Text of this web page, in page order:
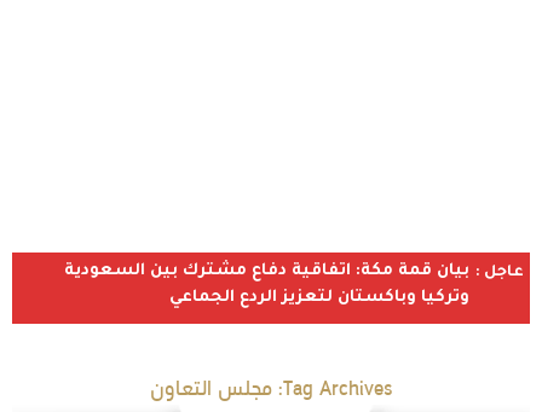
عاجل : بيان قمة مكة: اتفاقية دفاع مشترك بين السعودية
وتركيا وباكستان لتعزيز الردع الجماعي
Tag Archives: مجلس التعاون